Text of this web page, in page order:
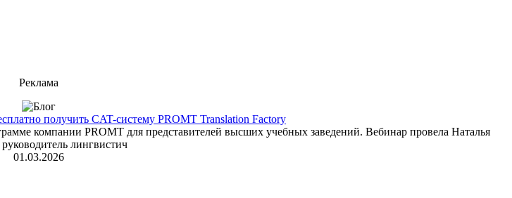
Реклама
получить CAT-систему PROMT Translation Factory
компании PROMT для представителей высших учебных заведений. Вебинар провела Наталья
лингвистич
01.03.2026